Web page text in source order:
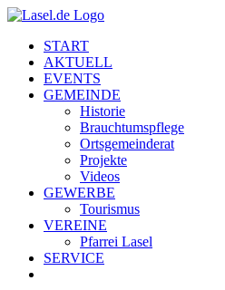
Zum
springenSTART
AKTUELL
EVENTS
GEMEINDE
Historie
Brauchtumspflege
Ortsgemeinderat
Projekte
Videos
GEWERBE
Tourismus
VEREINE
Pfarrei Lasel
SERVICE